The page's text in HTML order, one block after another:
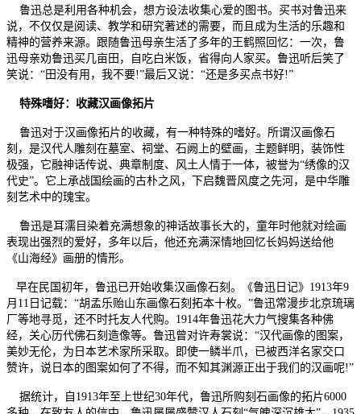
鲁迅总是利用各种机会，想方设法收集心爱的图书。买书对鲁迅来
说，不仅仅是阅读、教学和研究著述的需要，而且成为生活的乐趣和
精神的营养来源。跟随鲁迅母亲生活了多年的王鹤照回忆：一次，鲁
迅母亲劝鲁迅买几亩田，自吃白米饭，省得向人家买。鲁迅听后笑了
笑说：“田没有用，我不要!”最后又说：“还是多买点书好!”
特殊嗜好：收藏汉画像拓片
鲁迅对于汉画像拓片的收藏，有一种特殊的嗜好。所谓汉画像石
刻，是汉代人雕刻在墓室、祠堂、石阙上的壁画，主题鲜明，装饰性
极强，它融神话传说、典章制度、风土人情于一体，被誉为“绣像的汉
代史”。它上承战国绘画的古朴之风，下启魏晋风度之先河，是中华雕
刻艺术中的瑰宝。
鲁迅是耳濡目染着充满想象的神话故事长大的，童年时他就对绘画
表现出强烈的爱好，多年以后，他还充满深情地回忆长妈妈送给他
《山海经》画册的情形。
早在民国初年，鲁迅已开始收集汉画像石刻。《鲁迅日记》1913年9
月11日记载：“胡孟乐贻山东画像石刻拓本十枚。”鲁迅常漫步北京琉璃
厂等地寻觅，还不时托友人代购。1914年鲁迅花大力气搜集各种佛
经，关心历代佛石刻造像等。鲁迅曾对许寿裳说：“汉代画像的图案，
美妙无伦，为日本艺术家所采取。即使一鳞半爪，已被西洋名家交口
赞许，说日本的图案如何了不得，而不知其渊源正出于我们的汉画呢!”
据统计，自1913年至上世纪30年代，鲁迅所购刻石画像的拓片6000